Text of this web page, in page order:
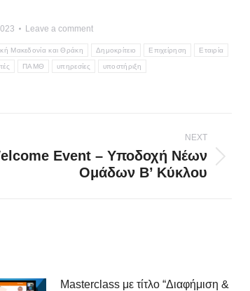
Leave a comment
Μακεδονία και Θράκη Δημοκρίτειo Επιχείρηση Εταιρία
ΠΑΜΘ υπηρεσίες υποστήριξη
NEXT
Event – Υποδοχή Νέων
Ομάδων Β’ Κύκλου
Μasterclass με τίτλο “Διαφήμιση &